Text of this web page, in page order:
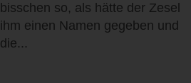
bisschen so, als hätte der Zesel
ihm einen Namen gegeben und
die...